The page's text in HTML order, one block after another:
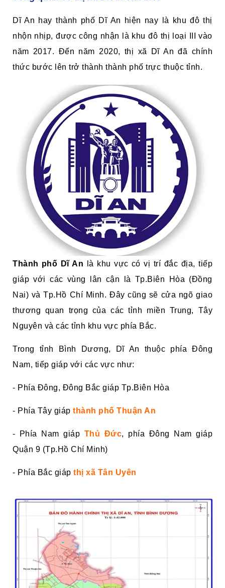
Dĩ An hay thành phố Dĩ An hiện nay là khu đô thị
nhộn nhịp, được công nhận là khu đô thị loại III vào
năm 2017. Đến năm 2020, thị xã Dĩ An đã chính
thức bước lên trở thành thành phố trực thuộc tỉnh.
Thành phố Dĩ An là khu vực có vị trí đắc địa, tiếp
giáp với các vùng lân cận là Tp.Biên Hòa (Đồng
Nai) và Tp.Hồ Chí Minh. Đây cũng sẽ cửa ngõ giao
thương quan trọng của các tỉnh miền Trung, Tây
Nguyên và các tỉnh khu vực phía Bắc.
Trong tỉnh Bình Dương, Dĩ An thuộc phía Đông
Nam, tiếp giáp với các vực như:
- Phía Đông, Đông Bắc giáp Tp.Biên Hòa
- Phía Tây giáp thành phố Thuận An
- Phía Nam giáp Thủ Đức, phía Đông Nam giáp
Quận 9 (Tp.Hồ Chí Minh)
- Phía Bắc giáp thị xã Tân Uyên